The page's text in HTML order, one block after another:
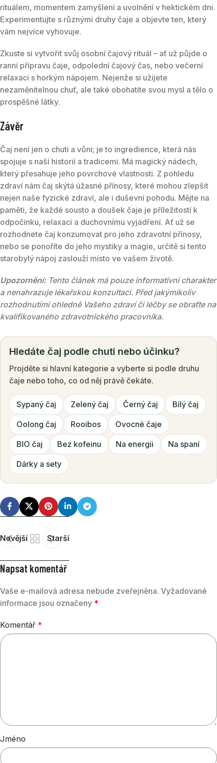
rituálem, momentem zamyšlení a uvolnění v hektickém dni.
Experimentujte s různými druhy čaje a objevte ten, který
vám nejvíce vyhovuje.
Zkuste si vytvořit svůj osobní čajový rituál – ať už půjde o
ranní přípravu čaje, odpolední čajový čas, nebo večerní
relaxaci s horkým nápojem. Nejenže si užijete
nezaměnitelnou chuť, ale také obohatíte svou mysl a tělo o
prospěšné látky.
Závěr
Čaj není jen o chuti a vůni; je to ingredience, která nás
spojuje s naší historií a tradicemi. Má magický nádech,
který přesahuje jeho povrchové vlastnosti. Z pohledu
zdraví nám čaj skýtá úžasné přínosy, které mohou zlepšit
nejen naše fyzické zdraví, ale i duševní pohodu. Mějte na
paměti, že každé sousto a doušek čaje je příležitostí k
odpočinku, relaxaci a duchovnímu vyjádření. Ať už se
rozhodnete čaj konzumovat pro jeho zdravotní přínosy,
nebo se ponoříte do jeho mystiky a magie, určitě si tento
starobylý nápoj zaslouží místo ve vašem životě.
Upozornění:Tento článek má pouze informativní charakter
a nenahrazuje lékařskou konzultaci. Před jakýmikoliv
rozhodnutími ohledně Vašeho zdraví či léčby se obraťte na
kvalifikovaného zdravotnického pracovníka.
Hledáte čaj podle chuti nebo účinku?
Projděte si hlavní kategorie a vyberte si podle druhu
čaje nebo toho, co od něj právě čekáte.
Sypaný čaj Zelený čaj Černý čaj Bílý čaj
Oolong čaj Rooibos Ovocné čaje
BIO čaj Bez kofeinu Na energii Na spaní
Dárky a sety
Novější Starší
Napsat komentář
Vaše e-mailová adresa nebude zveřejněna. Vyžadované
informace jsou označeny *
Komentář *
Jméno